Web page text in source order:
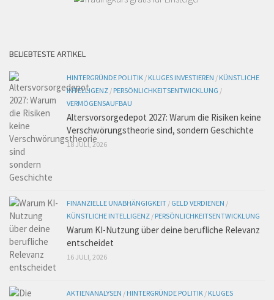
BELIEBTESTE ARTIKEL
HINTERGRÜNDE POLITIK / KLUGES INVESTIEREN / KÜNSTLICHE
INTELLIGENZ / PERSÖNLICHKEITSENTWICKLUNG /
VERMÖGENSAUFBAU
Altersvorsorgedepot 2027: Warum die Risiken keine
Verschwörungstheorie sind, sondern Geschichte
18 JULI, 2026
FINANZIELLE UNABHÄNGIGKEIT / GELD VERDIENEN /
KÜNSTLICHE INTELLIGENZ / PERSÖNLICHKEITSENTWICKLUNG
Warum KI-Nutzung über deine berufliche Relevanz
entscheidet
16 JULI, 2026
AKTIENANALYSEN / HINTERGRÜNDE POLITIK / KLUGES